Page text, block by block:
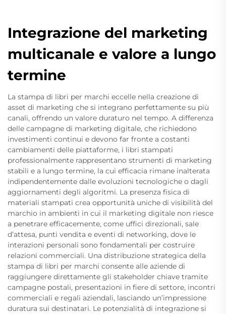
Integrazione del marketing
multicanale e valore a lungo
termine
La stampa di libri per marchi eccelle nella creazione di
asset di marketing che si integrano perfettamente su più
canali, offrendo un valore duraturo nel tempo. A differenza
delle campagne di marketing digitale, che richiedono
investimenti continui e devono far fronte a costanti
cambiamenti delle piattaforme, i libri stampati
professionalmente rappresentano strumenti di marketing
stabili e a lungo termine, la cui efficacia rimane inalterata
indipendentemente dalle evoluzioni tecnologiche o dagli
aggiornamenti degli algoritmi. La presenza fisica di
materiali stampati crea opportunità uniche di visibilità del
marchio in ambienti in cui il marketing digitale non riesce
a penetrare efficacemente, come uffici direzionali, sale
d’attesa, punti vendita e eventi di networking, dove le
interazioni personali sono fondamentali per costruire
relazioni commerciali. Una distribuzione strategica della
stampa di libri per marchi consente alle aziende di
raggiungere direttamente gli stakeholder chiave tramite
campagne postali, presentazioni in fiere di settore, incontri
commerciali e regali aziendali, lasciando un’impressione
duratura sui destinatari. Le potenzialità di integrazione si